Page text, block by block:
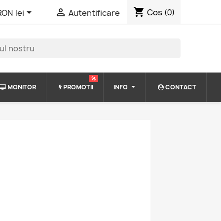
lei  Autentificare shopping_cart Cos (0)
MONITOR PROMOTII
%
INFO CONTACT